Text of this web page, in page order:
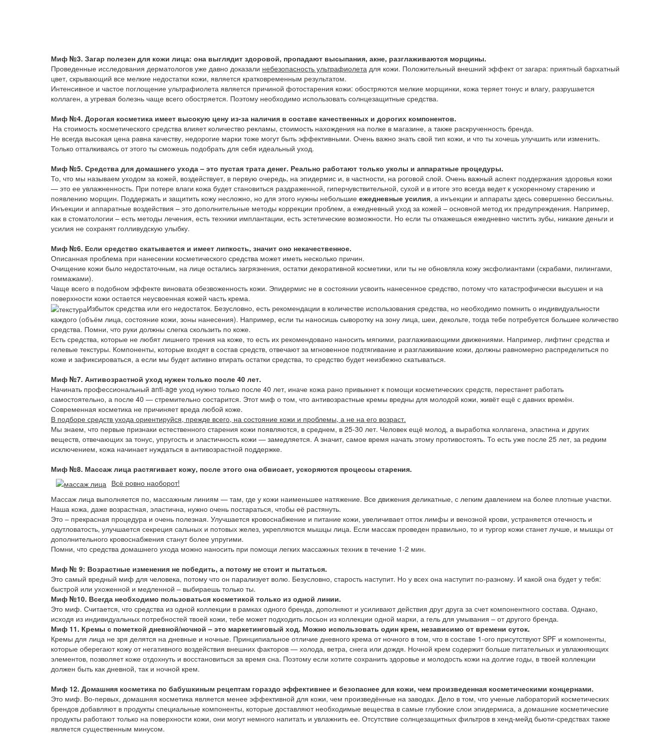
Миф №3. Загар полезен для кожи лица: она выглядит здоровой, пропадают высыпания, акне, разглаживаются морщины.
Проведенные исследования дерматологов уже давно доказали небезопасность ультрафиолета для кожи. Положительный внешний эффект от загара: приятный бархатный
цвет, скрывающий все мелкие недостатки кожи, является кратковременным результатом.
Интенсивное и частое поглощение ультрафиолета является причиной фотостарения кожи: обостряются мелкие морщинки, кожа теряет тонус и влагу, разрушается
коллаген, а угревая болезнь чаще всего обостряется. Поэтому необходимо использовать солнцезащитные средства.
Миф №4. Дорогая косметика имеет высокую цену из-за наличия в составе качественных и дорогих компонентов.
На стоимость косметического средства влияет количество рекламы, стоимость нахождения на полке в магазине, а также раскрученность бренда.
Не всегда высокая цена равна качеству, недорогие марки тоже могут быть эффективными. Очень важно знать свой тип кожи, и что ты хочешь улучшить или изменить.
Только отталкиваясь от этого ты сможешь подобрать для себя идеальный уход.
Миф №5. Средства для домашнего ухода – это пустая трата денег. Реально работают только уколы и аппаратные процедуры.
То, что мы называем уходом за кожей, воздействует, в первую очередь, на эпидермис и, в частности, на роговой слой. Очень важный аспект поддержания здоровья кожи
— это ее увлажненность. При потере влаги кожа будет становиться раздраженной, гиперчувствительной, сухой и в итоге это всегда ведет к ускоренному старению и
появлению морщин. Поддержать и защитить кожу несложно, но для этого нужны небольшие ежедневные усилия, а инъекции и аппараты здесь совершенно бессильны.
Инъекции и аппаратные воздействия – это дополнительные методы коррекции проблем, а ежедневный уход за кожей – основной метод их предупреждения. Например,
как в стоматологии – есть методы лечения, есть техники имплантации, есть эстетические возможности. Но если ты откажешься ежедневно чистить зубы, никакие деньги и
усилия не сохранят голливудскую улыбку.
Миф №6. Если средство скатывается и имеет липкость, значит оно некачественное.
Описанная проблема при нанесении косметического средства может иметь несколько причин.
Очищение кожи было недостаточным, на лице остались загрязнения, остатки декоративной косметики, или ты не обновляла кожу эксфолиантами (скрабами, пилингами,
гоммажами).
Чаще всего в подобном эффекте виновата обезвоженность кожи. Эпидермис не в состоянии усвоить нанесенное средство, потому что катастрофически высушен и на
поверхности кожи остается неусвоенная кожей часть крема.
Избыток средства или его недостаток. Безусловно, есть рекомендации в количестве использования средства, но необходимо помнить о индивидуальности
каждого (объём лица, состояние кожи, зоны нанесения). Например, если ты наносишь сыворотку на зону лица, шеи, декольте, тогда тебе потребуется большее количество
средства. Помни, что руки должны слегка скользить по коже.
Есть средства, которые не любят лишнего трения на коже, то есть их рекомендовано наносить мягкими, разглаживающими движениями. Например, лифтинг средства и
гелевые текстуры. Компоненты, которые входят в состав средств, отвечают за мгновенное подтягивание и разглаживание кожи, должны равномерно распределиться по
коже и зафиксироваться, а если мы будет активно втирать остатки средства, то средство будет неизбежно скатываться.
Миф №7. Антивозрастной уход нужен только после 40 лет.
Начинать профессиональный anti-age уход нужно только после 40 лет, иначе кожа рано привыкнет к помощи косметических средств, перестанет работать
самостоятельно, а после 40 — стремительно состарится. Этот миф о том, что антивозрастные кремы вредны для молодой кожи, живёт ещё с давних времён.
Современная косметика не причиняет вреда любой коже.
В подборе средств ухода ориентируйся, прежде всего, на состояние кожи и проблемы, а не на его возраст.
Мы знаем, что первые признаки естественного старения кожи появляются, в среднем, в 25-30 лет. Человек ещё молод, а выработка коллагена, эластина и других
веществ, отвечающих за тонус, упругость и эластичность кожи — замедляется. А значит, самое время начать этому противостоять. То есть уже после 25 лет, за редким
исключением, кожа начинает нуждаться в антивозрастной поддержке.
Миф №8. Массаж лица растягивает кожу, после этого она обвисает, ускоряются процессы старения.
Всё ровно наоборот!
Массаж лица выполняется по, массажным линиям — там, где у кожи наименьшее натяжение. Все движения деликатные, с легким давлением на более плотные участки.
Наша кожа, даже возрастная, эластична, нужно очень постараться, чтобы её растянуть.
Это – прекрасная процедура и очень полезная. Улучшается кровоснабжение и питание кожи, увеличивает отток лимфы и венозной крови, устраняется отечность и
одутловатость, улучшается секреция сальных и потовых желез, укрепляются мышцы лица. Если массаж проведен правильно, то и тургор кожи станет лучше, и мышцы от
дополнительного кровоснабжения станут более упругими.
Помни, что средства домашнего ухода можно наносить при помощи легких массажных техник в течение 1-2 мин.
Миф № 9: Возрастные изменения не победить, а потому не стоит и пытаться.
Это самый вредный миф для человека, потому что он парализует волю. Безусловно, старость наступит. Но у всех она наступит по-разному. И какой она будет у тебя:
быстрой или ухоженной и медленной – выбираешь только ты.
Миф №10. Всегда необходимо пользоваться косметикой только из одной линии.
Это миф. Считается, что средства из одной коллекции в рамках одного бренда, дополняют и усиливают действия друг друга за счет компонентного состава. Однако,
исходя из индивидуальных потребностей твоей кожи, тебе может подходить лосьон из коллекции одной марки, а гель для умывания – от другого бренда.
Миф 11. Кремы с пометкой дневной/ночной – это маркетинговый ход. Можно использовать один крем, независимо от времени суток.
Кремы для лица не зря делятся на дневные и ночные. Принципиальное отличие дневного крема от ночного в том, что в составе 1-ого присутствуют SPF и компоненты,
которые оберегают кожу от негативного воздействия внешних факторов — холода, ветра, снега или дождя. Ночной крем содержит больше питательных и увлажняющих
элементов, позволяет коже отдохнуть и восстановиться за время сна. Поэтому если хотите сохранить здоровье и молодость кожи на долгие годы, в твоей коллекции
должен быть как дневной, так и ночной крем.
Миф 12. Домашняя косметика по бабушкиным рецептам гораздо эффективнее и безопаснее для кожи, чем произведенная косметическими концернами.
Это миф. Во-первых, домашняя косметика является менее эффективной для кожи, чем произведённые на заводах. Дело в том, что ученые лабораторий косметических
брендов добавляют в продукты специальные компоненты, которые доставляют необходимые вещества в самые глубокие слои эпидермиса, а домашние косметические
продукты работают только на поверхности кожи, они могут немного напитать и увлажнить ее. Отсутствие солнцезащитных фильтров в хенд-мейд бьюти-средствах также
является существенным минусом.